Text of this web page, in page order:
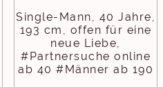
Single-Mann, 40 Jahre,
193 cm, offen für eine
neue Liebe,
#Partnersuche online
ab 40 #Männer ab 190